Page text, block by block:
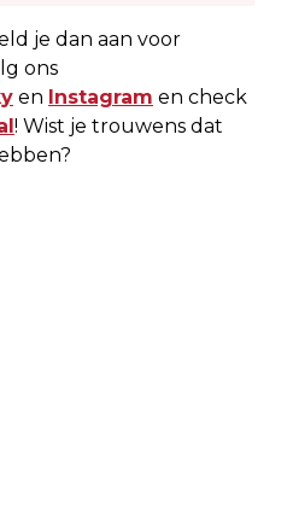
je dan aan voor
ons
en Instagram en check
! Wist je trouwens dat